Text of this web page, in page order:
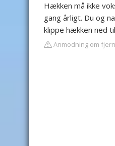
Hækken må ikke
gang årligt. Du og
klippe hækken ned
Anmodning om